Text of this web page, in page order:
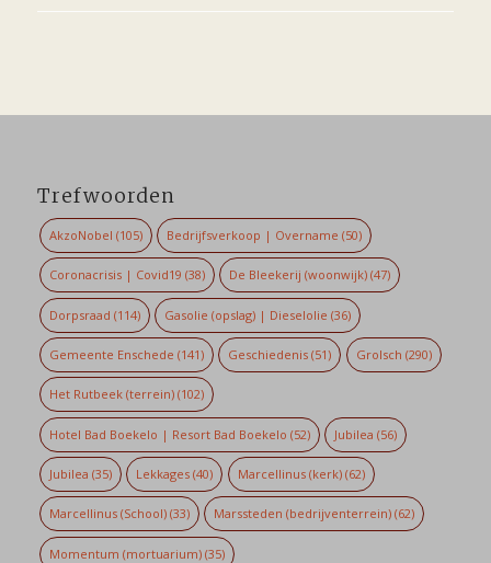
Trefwoorden
AkzoNobel (105) Bedrijfsverkoop | Overname (50)
Coronacrisis | Covid19 (38) De Bleekerij (woonwijk) (47)
Dorpsraad (114) Gasolie (opslag) | Dieselolie (36)
Gemeente Enschede (141) Geschiedenis (51) Grolsch (290)
Het Rutbeek (terrein)(102)
Hotel Bad Boekelo | Resort Bad Boekelo (52) Jubilea (56)
Jubilea (35) Lekkages (40) Marcellinus (kerk)(62)
Marcellinus (School)(33) Marssteden (bedrijventerrein) (62)
Momentum (mortuarium)(35)